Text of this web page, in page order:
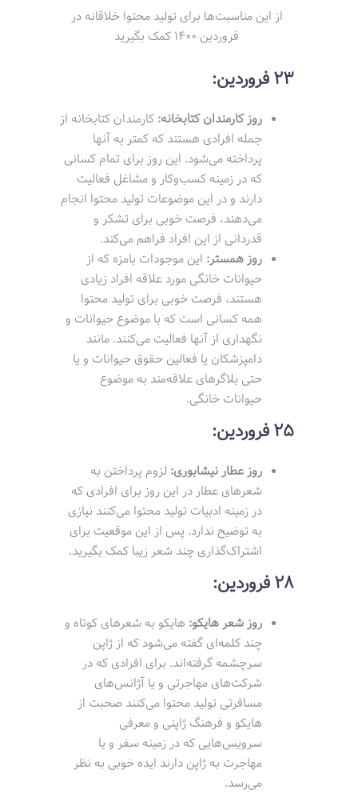
از این مناسبت‌ها برای تولید محتوا خلاقانه در
فروردین 1400 کمک بگیرید
23 فروردین:
روز کارمندان کتابخانه: کارمندان کتابخانه از
جمله افرادی هستند که کمتر به آنها
پرداخته می‌شود. این روز برای تمام کسانی
که در زمینه کسب‌وکار و مشاغل فعالیت
دارند و در این موضوعات تولید محتوا انجام
می‌دهند، فرصت خوبی برای تشکر و
قدردانی از این افراد فراهم می‌کند.
روز همستر: این موجودات بامزه که از
حیوانات خانگی مورد علاقه افراد زیادی
هستند، فرصت خوبی برای تولید محتوا
همه کسانی است که با موضوع حیوانات و
نگهداری از آنها فعالیت می‌کنند. مانند
دامپزشکان یا فعالین حقوق حیوانات و یا
حتی بلاگرهای علاقه‌مند به موضوع
حیوانات خانگی.
25 فروردین:
روز عطار نیشابوری: لزوم پرداختن به
شعرهای عطار در این روز برای افرادی که
در زمینه ادبیات تولید محتوا می‌کنند نیازی
به توضیح ندارد. پس از این موقعیت برای
اشتراک‌گذاری چند شعر زیبا کمک بگیرید.
28 فروردین:
روز شعر هایکو: هایکو به شعرهای کوتاه و
چند کلمه‌ای گفته می‌شود که از ژاپن
سرچشمه گرفته‌اند. برای افرادی که در
شرکت‌های مهاجرتی و یا آژانس‌های
مسافرتی تولید محتوا می‌کنند صحبت از
هایکو و فرهنگ ژاپنی و معرفی
سرویس‌هایی که در زمینه سفر و یا
مهاجرت به ژاپن دارند ایده خوبی به نظر
می‌رسد.